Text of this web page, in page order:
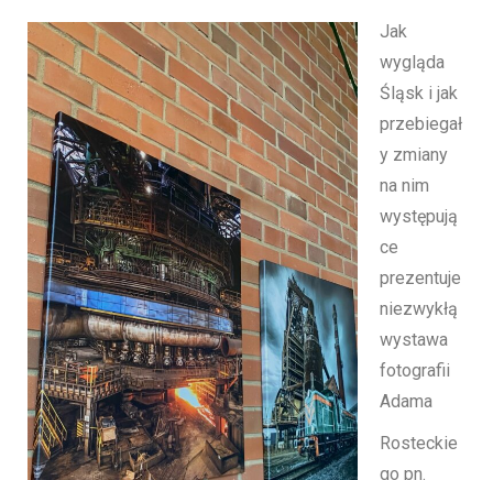
Jak
wygląda
Śląsk i jak
przebiegał
y zmiany
na nim
występują
ce
prezentuje
niezwykłą
wystawa
fotografii
Adama
Rosteckie
go pn.